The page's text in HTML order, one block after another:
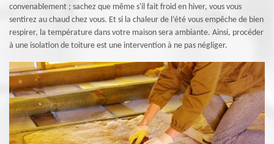
convenablement ; sachez que même s'il fait froid en hiver, vous vous
sentirez au chaud chez vous. Et si la chaleur de l’été vous empêche de bien
respirer, la température dans votre maison sera ambiante. Ainsi, procéder
à une isolation de toiture est une intervention à ne pas négliger.